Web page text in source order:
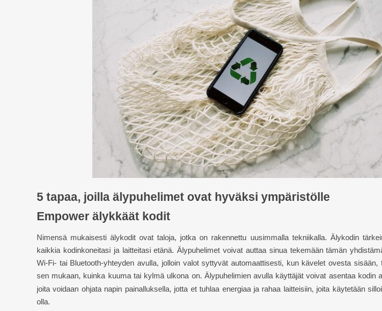
5 tapaa, joilla älypuhelimet ovat hyväksi ympäristölle
Empower älykkäät kodit
Nimensä mukaisesti älykodit ovat taloja, jotka on rakennettu uusimmalla tekniikalla. Älykodin
kaikkia kodinkoneitasi ja laitteitasi etänä. Älypuhelimet voivat auttaa sinua tekemään tämän
Wi-Fi- tai Bluetooth-yhteyden avulla, jolloin valot syttyvät automaattisesti, kun kävelet ovesta sisään,
sen mukaan, kuinka kuuma tai kylmä ulkona on. Älypuhelimien avulla käyttäjät voivat asentaa kodin
joita voidaan ohjata napin painalluksella, jotta et tuhlaa energiaa ja rahaa laitteisiin, joita käytetään
olla.